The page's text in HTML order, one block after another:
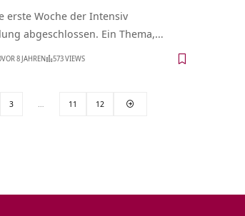
erste Woche der Intensiv
abgeschlossen. Ein Thema,…
VOR 8 JAHREN 573 VIEWS
3 11 12